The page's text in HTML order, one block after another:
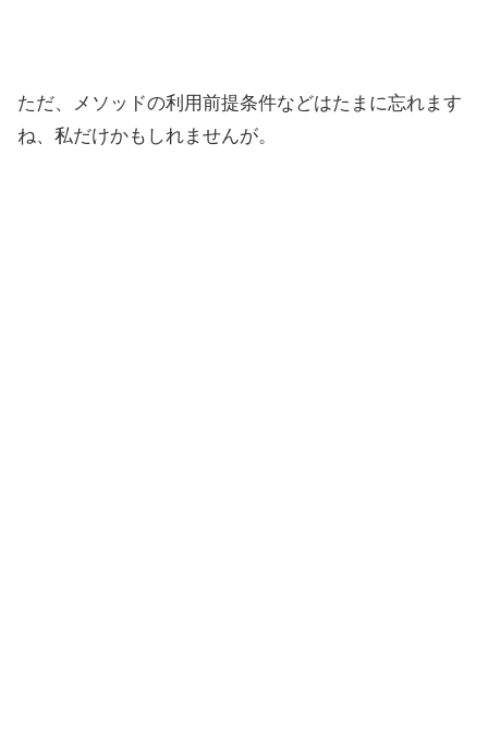
ただ、メソッドの利用前提条件などはたまに忘れます
ね、私だけかもしれませんが。